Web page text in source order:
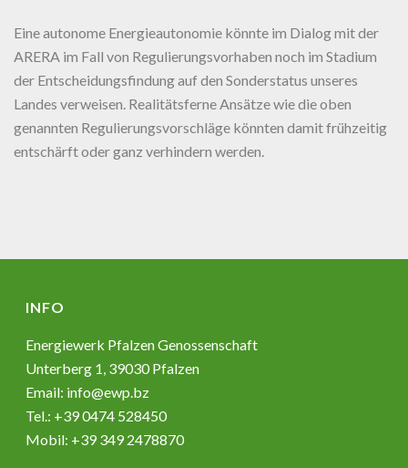
Eine autonome Energieautonomie könnte im Dialog mit der
ARERA im Fall von Regulierungsvorhaben noch im Stadium
der Entscheidungsfindung auf den Sonderstatus unseres
Landes verweisen. Realitätsferne Ansätze wie die oben
genannten Regulierungsvorschläge könnten damit frühzeitig
entschärft oder ganz verhindern werden.
INFO
Energiewerk Pfalzen Genossenschaft
Unterberg 1, 39030 Pfalzen
Email: info@ewp.bz
Tel.: +39 0474 528450
Mobil: +39 349 2478870